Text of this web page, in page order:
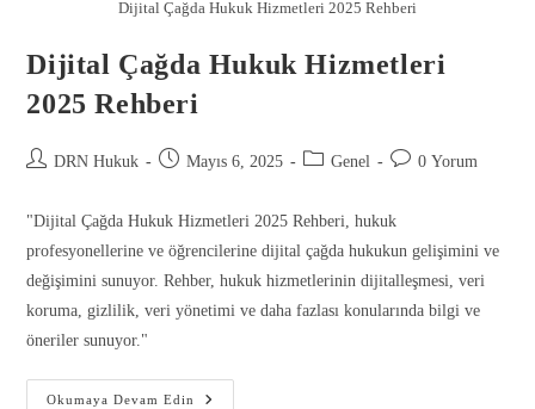
Dijital Çağda Hukuk Hizmetleri 2025 Rehberi
Dijital Çağda Hukuk Hizmetleri
2025 Rehberi
DRN Hukuk Mayıs 6, 2025 Genel 0 Yorum
"Dijital Çağda Hukuk Hizmetleri 2025 Rehberi, hukuk
profesyonellerine ve öğrencilerine dijital çağda hukukun gelişimini ve
değişimini sunuyor. Rehber, hukuk hizmetlerinin dijitalleşmesi, veri
koruma, gizlilik, veri yönetimi ve daha fazlası konularında bilgi ve
öneriler sunuyor."
Okumaya Devam Edin